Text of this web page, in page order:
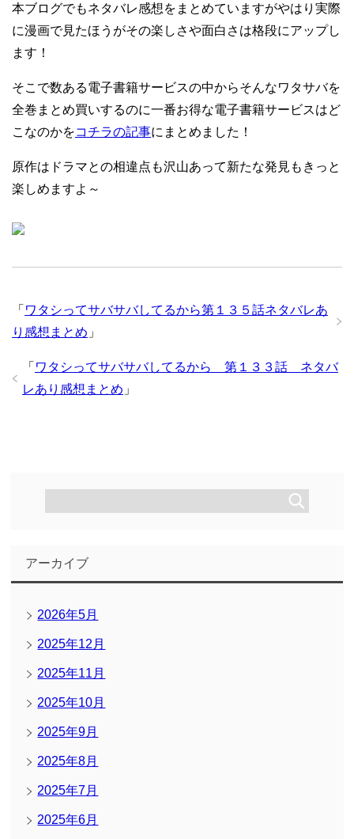
本ブログでもネタバレ感想をまとめていますがやはり実際
に漫画で見たほうがその楽しさや面白さは格段にアップし
ます！
そこで数ある電子書籍サービスの中からそんなワタサバを
全巻まとめ買いするのに一番お得な電子書籍サービスはど
こなのかをコチラの記事にまとめました！
原作はドラマとの相違点も沢山あって新たな発見もきっと
楽しめますよ～
「 ワタシってサバサバしてるから第１３５話ネタバレあ
り感想まとめ 」
「 ワタシってサバサバしてるから 第１３３話 ネタバ
レあり感想まとめ 」
アーカイブ
2026年5月
2025年12月
2025年11月
2025年10月
2025年9月
2025年8月
2025年7月
2025年6月